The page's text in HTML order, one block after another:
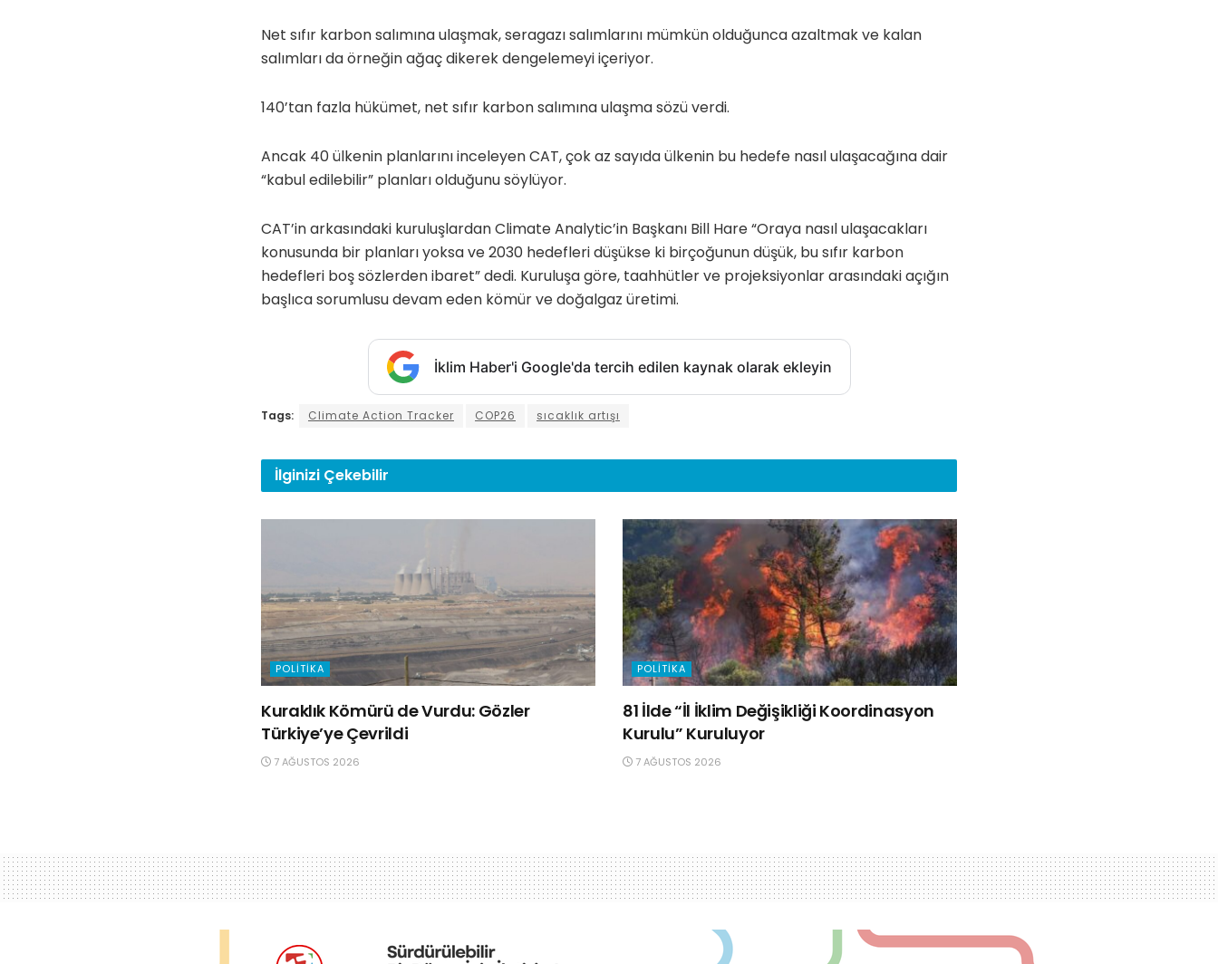
Net sıfır karbon salımına ulaşmak, seragazı salımlarını mümkün olduğunca azaltmak ve kalan
salımları da örneğin ağaç dikerek dengelemeyi içeriyor.
140’tan fazla hükümet, net sıfır karbon salımına ulaşma sözü verdi.
Ancak 40 ülkenin planlarını inceleyen CAT, çok az sayıda ülkenin bu hedefe nasıl ulaşacağına dair
“kabul edilebilir” planları olduğunu söylüyor.
CAT’in arkasındaki kuruluşlardan Climate Analytic’in Başkanı Bill Hare “Oraya nasıl ulaşacakları
konusunda bir planları yoksa ve 2030 hedefleri düşükse ki birçoğunun düşük, bu sıfır karbon
hedefleri boş sözlerden ibaret” dedi. Kuruluşa göre, taahhütler ve projeksiyonlar arasındaki açığın
başlıca sorumlusu devam eden kömür ve doğalgaz üretimi.
İklim Haber'i Google'da tercih edilen kaynak olarak ekleyin
Tags: Climate Action Tracker COP26 sıcaklık artışı
İlginizi Çekebilir
POLITIKA
Kuraklık Kömürü de Vurdu: Gözler
Türkiye’ye Çevrildi
7 AĞUSTOS 2026
POLITIKA
81 İlde “İl İklim Değişikliği Koordinasyon
Kurulu” Kuruluyor
7 AĞUSTOS 2026